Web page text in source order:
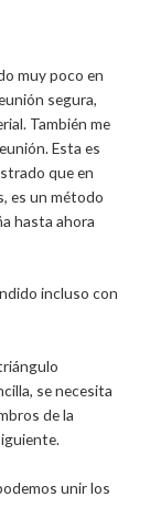
muy poco en
segura,
También me
Esta es
que en
es un método
hasta ahora
incluso con
se necesita
de la
unir los